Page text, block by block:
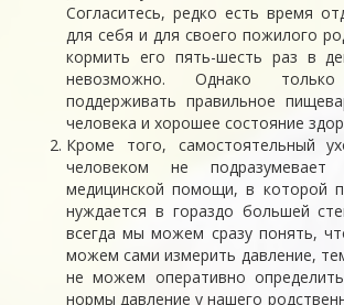
Согласитесь, редко есть время
для себя и для своего пожилого
кормить его пять-шесть раз в
невозможно. Однако
поддерживать правильное
человека и хорошее состояние
Кроме того, самостоятельный
человеком не подразумевает
медицинской помощи, в которой
нуждается в гораздо большей
всегда мы можем сразу понять,
можем сами измерить давление,
не можем оперативно
нормы давление у нашего